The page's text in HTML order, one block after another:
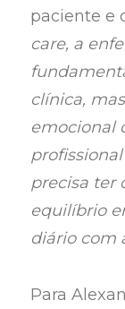
paciente e
care, a
clínica,
emocional
precisa ter
equilíbrio
diário com
Para